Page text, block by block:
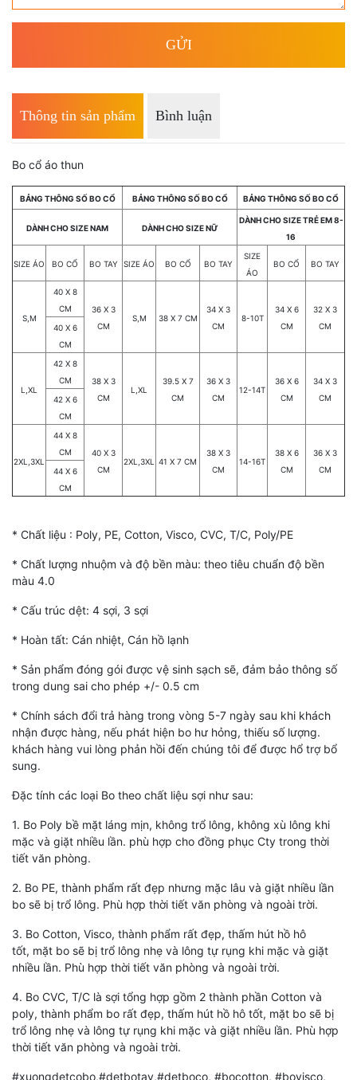
Thông tin sản phẩm Bình luận
Bo cổ áo thun
BẢNG THÔNG SỐ BO CỔ BẢNG THÔNG SỐ BO CỔ BẢNG THÔNG SỐ BO CỔ
DÀNH CHO SIZE NAM DÀNH CHO SIZE NỮ
DÀNH CHO SIZE TRẺ EM 8-
16
SIZE ÁO BO CỔ BO TAY SIZE ÁO BO CỔ BO TAY
SIZE
ÁO
BO CỔ BO TAY
S,M
40 X 8
CM
36 X 3
CM
S,M 38 X 7 CM
34 X 3
CM
8-10T
34 X 6
CM
32 X 3
CM
40 X 6
CM
L,XL
42 X 8
CM
38 X 3
CM
L,XL
39.5 X 7
CM
36 X 3
CM
12-14T
36 X 6
CM
34 X 3
CM
42 X 6
CM
2XL,3XL
44 X 8
CM
40 X 3
CM
2XL,3XL 41 X 7 CM
38 X 3
CM
14-16T
38 X 6
CM
36 X 3
CM
44 X 6
CM
* Chất liệu : Poly, PE, Cotton, Visco, CVC, T/C, Poly/PE
* Chất lượng nhuộm và độ bền màu: theo tiêu chuẩn độ bền
màu 4.0
* Cấu trúc dệt: 4 sợi, 3 sợi
* Hoàn tất: Cán nhiệt, Cán hồ lạnh
* Sản phẩm đóng gói được vệ sinh sạch sẽ, đảm bảo thông số
trong dung sai cho phép +/- 0.5 cm
* Chính sách đổi trả hàng trong vòng 5-7 ngày sau khi khách
nhận được hàng, nếu phát hiện bo hư hỏng, thiếu số lượng.
khách hàng vui lòng phản hồi đến chúng tôi để được hổ trợ bổ
sung.
Đặc tính các loại Bo theo chất liệu sợi như sau:
1. Bo Poly bề mặt láng mịn, không trổ lông, không xù lông khi
mặc và giặt nhiều lần. phù hợp cho đồng phục Cty trong thời
tiết văn phòng.
2. Bo PE, thành phẩm rất đẹp nhưng mặc lâu và giặt nhiều lần
bo sẽ bị trổ lông. Phù hợp thời tiết văn phòng và ngoài trời.
3. Bo Cotton, Visco, thành phẩm rất đẹp, thấm hút hồ hô
tốt, mặt bo sẽ bị trổ lông nhẹ và lông tự rụng khi mặc và giặt
nhiều lần. Phù hợp thời tiết văn phòng và ngoài trời.
4. Bo CVC, T/C là sợi tổng hợp gồm 2 thành phần Cotton và
poly, thành phẩm bo rất đẹp, thấm hút hồ hô tốt, mặt bo sẽ bị
trổ lông nhẹ và lông tự rụng khi mặc và giặt nhiều lần. Phù hợp
thời tiết văn phòng và ngoài trời.
#xuongdetcobo,#detbotay,#detboco, #bocotton, #bovisco,